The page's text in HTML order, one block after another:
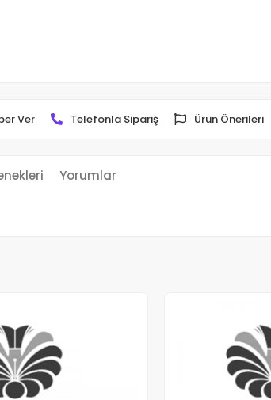
Ver Telefonla Sipariş Ürün Önerileri
Yorumlar